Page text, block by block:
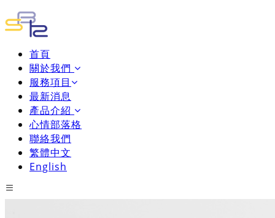
首頁
關於我們
服務項目
最新消息
產品介紹
心情部落格
聯絡我們
繁體中文
English